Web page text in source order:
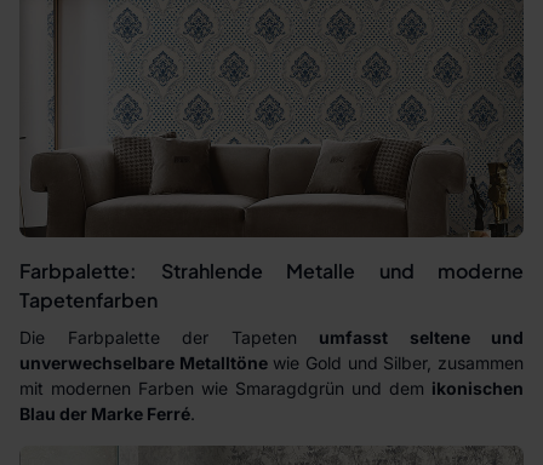
Farbpalette: Strahlende Metalle und moderne
Tapetenfarben
Die Farbpalette der Tapeten umfasst seltene und
unverwechselbare Metalltönewie Gold und Silber, zusammen
mit modernen Farben wie Smaragdgrün und dem ikonischen
Blau der Marke Ferré.